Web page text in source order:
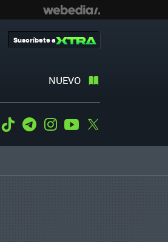
NUEVO
Suscríbete a
WhatsApp
Tiktok TelegramInstagramYoutube